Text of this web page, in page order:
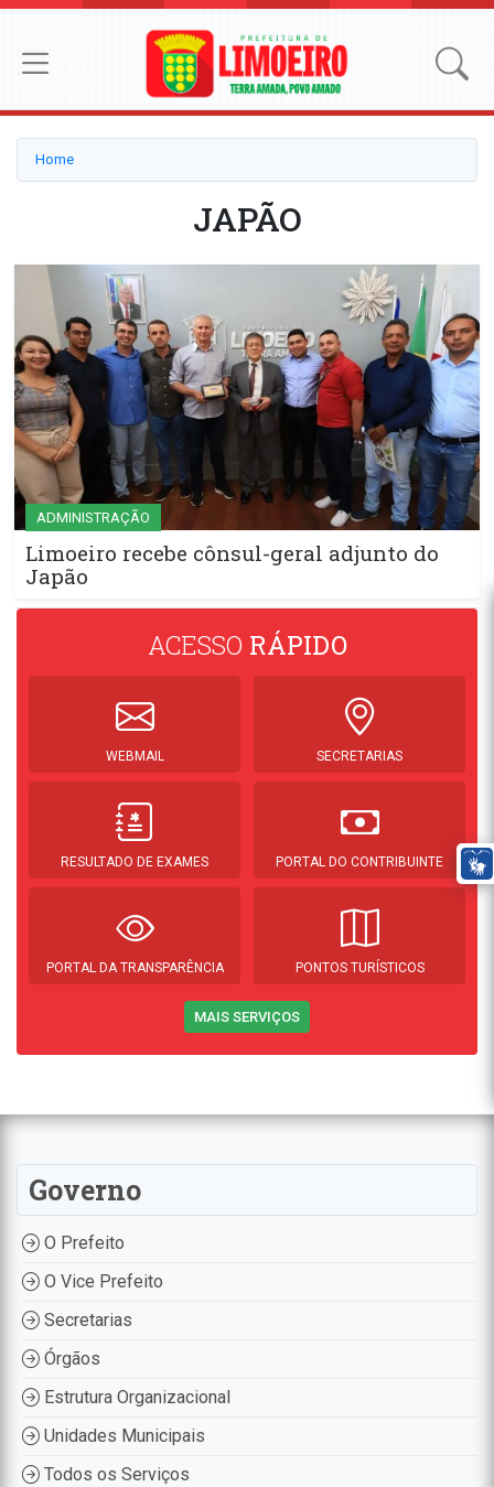
Home
JAPÃO
ADMINISTRAÇÃO
Limoeiro recebe cônsul-geral adjunto do
Japão
ACESSO RÁPIDO
WEBMAIL SECRETARIAS
RESULTADO DE EXAMES PORTAL DO CONTRIBUINTE
PORTAL DA TRANSPARÊNCIA PONTOS TURÍSTICOS
MAIS SERVIÇOS
Governo
O Prefeito
O Vice Prefeito
Secretarias
Órgãos
Estrutura Organizacional
Unidades Municipais
Todos os Serviços